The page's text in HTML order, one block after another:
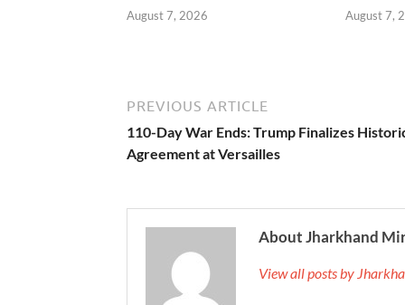
August 7, 2026 August 7,
PREVIOUS ARTICLE
110-Day War Ends: Trump Finalizes
Agreement at Versailles
About Jharkhand
View all posts by